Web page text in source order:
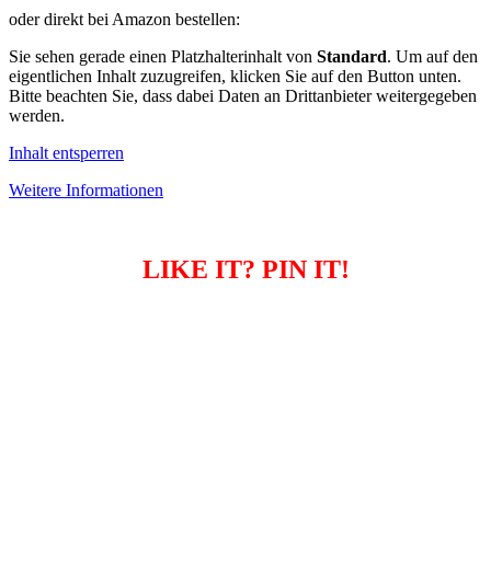
oder direkt bei Amazon bestellen:
Sie sehen gerade einen Platzhalterinhalt von Standard. Um auf den
eigentlichen Inhalt zuzugreifen, klicken Sie auf den Button unten.
Bitte beachten Sie, dass dabei Daten an Drittanbieter weitergegeben
werden.
Inhalt entsperren
Weitere Informationen
LIKE IT? PIN IT!